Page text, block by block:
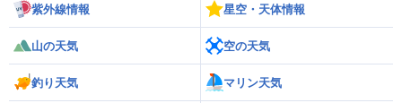
紫外線情報 星空・天体情報
山の天気 空の天気
釣り天気 マリン天気